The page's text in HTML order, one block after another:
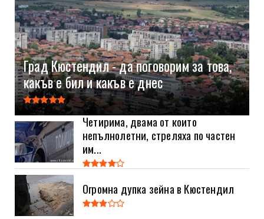
Град Кюстендил - да поговорим за това,
какъв е бил и какъв е днес
Четирима, двама от които
непълнолетни, стреляха по частен
им...
Огромна дупка зейна в Кюстендил